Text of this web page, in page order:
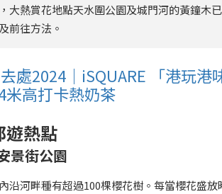
大熱賞花地點天水圍公園及城門河的黃鐘木
前往方法。
處2024｜iSQUARE 「港玩
米高打卡熱奶茶
遊熱點
景街公園
沿河畔種有超過100棵櫻花樹。每當櫻花盛放